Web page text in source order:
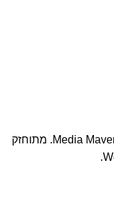
Media. מתוחזק
.